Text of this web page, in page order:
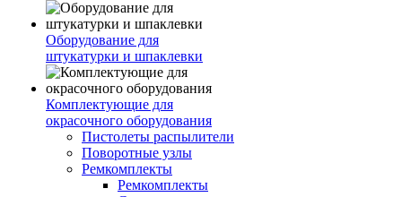
Оборудование для
штукатурки и шпаклевки
Комплектующие для
окрасочного оборудования
Пистолеты распылители
Поворотные узлы
Ремкомплекты
Ремкомплекты